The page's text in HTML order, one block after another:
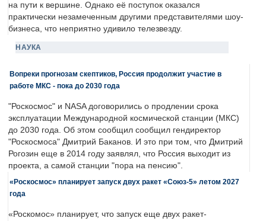
на пути к вершине. Однако её поступок оказался
практически незамеченным другими представителями шоу-
бизнеса, что неприятно удивило телезвезду.
НАУКА
Вопреки прогнозам скептиков, Россия продолжит участие в
работе МКС - пока до 2030 года
"Роскосмос" и NASA договорились о продлении срока
эксплуатации Международной космической станции (МКС)
до 2030 года. Об этом сообщил сообщил гендиректор
"Роскосмоса" Дмитрий Баканов. И это при том, что Дмитрий
Рогозин еще в 2014 году заявлял, что Россия выходит из
проекта, а самой станции "пора на пенсию".
«Роскосмос» планирует запуск двух ракет «Союз-5» летом 2027
года
«Роскомос» планирует, что запуск еще двух ракет-